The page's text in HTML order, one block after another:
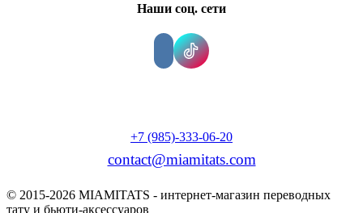
Наши соц. сети
+7 (985)-333-06-20
contact@miamitats.com
© 2015-2026 MIAMITATS - интернет-магазин переводных
тату и бьюти-аксессуаров